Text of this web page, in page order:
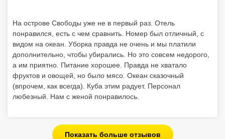
На острове Свободы уже не в первый раз. Отель
понравился, есть с чем сравнить. Номер был отличный, с
видом на океан. Уборка правда не очень и мы платили
дополнительно, чтобы убирались. Но это совсем недорого,
а им приятно. Питание хорошее. Правда не хватало
фруктов и овощей, но было мясо. Океан сказочный
(впрочем, как всегда). Куба этим радует. Персонал
любезный. Нам с женой понравилось.
Показать больше отзывов